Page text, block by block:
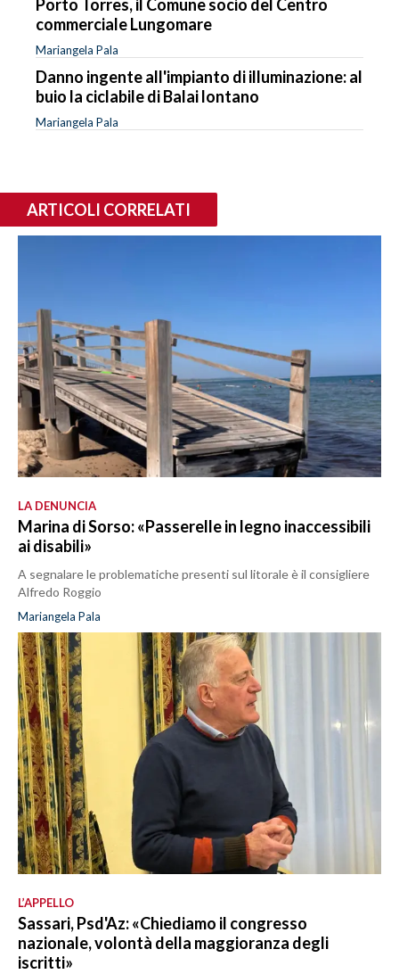
Porto Torres, il Comune socio del Centro
commerciale Lungomare
Mariangela Pala
Danno ingente all'impianto di illuminazione: al
buio la ciclabile di Balai lontano
Mariangela Pala
ARTICOLI CORRELATI
LA DENUNCIA
Marina di Sorso: «Passerelle in legno inaccessibili
ai disabili»
A segnalare le problematiche presenti sul litorale è il consigliere
Alfredo Roggio
Mariangela Pala
L’APPELLO
Sassari, Psd'Az: «Chiediamo il congresso
nazionale, volontà della maggioranza degli
iscritti»